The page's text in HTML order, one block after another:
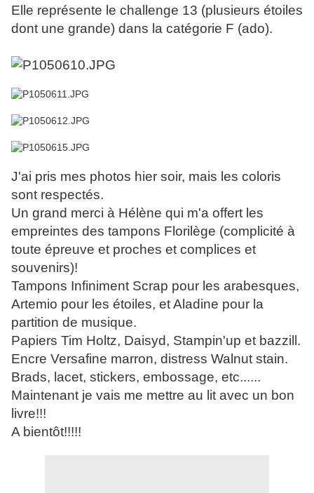
Elle représente le challenge 13 (plusieurs étoiles
dont une grande) dans la catégorie F (ado).
J'ai pris mes photos hier soir, mais les coloris
sont respectés.
Un grand merci à Hélène qui m'a offert les
empreintes des tampons Florilège (complicité à
toute épreuve et proches et complices et
souvenirs)!
Tampons Infiniment Scrap pour les arabesques,
Artemio pour les étoiles, et Aladine pour la
partition de musique.
Papiers Tim Holtz, Daisyd, Stampin'up et bazzill.
Encre Versafine marron, distress Walnut stain.
Brads, lacet, stickers, embossage, etc......
Maintenant je vais me mettre au lit avec un bon
livre!!!
A bientôt!!!!!